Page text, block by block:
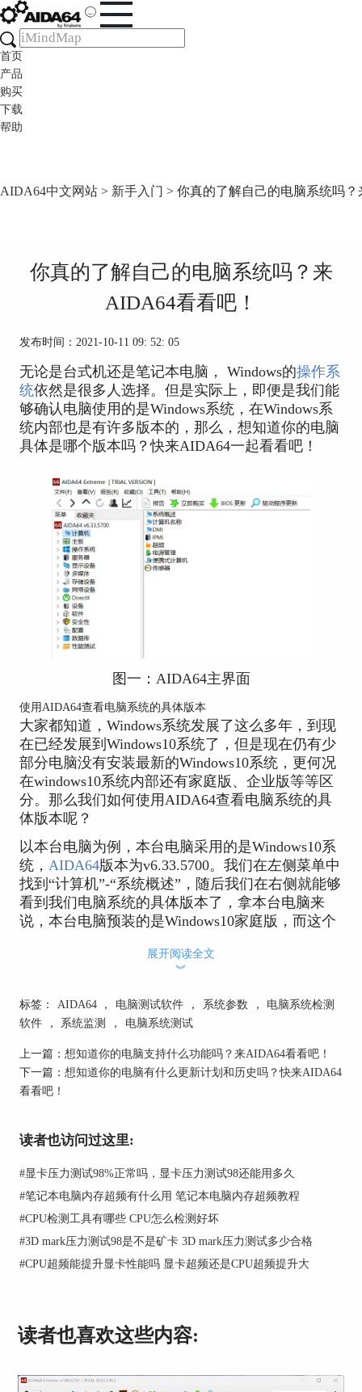
首页
产品
购买
下载
帮助
AIDA64中文网站 > 新手入门 > 你真的了解自己的电脑系统吗
你真的了解自己的电脑系统吗？来
AIDA64看看吧！
发布时间：2021-10-11 09: 52: 05
无论是台式机还是笔记本电脑， Windows的操作系
统依然是很多人选择。但是实际上，即便是我们能
够确认电脑使用的是Windows系统，在Windows系
统内部也是有许多版本的，那么，想知道你的电脑
具体是哪个版本吗？快来AIDA64一起看看吧！
图一：AIDA64主界面
使用AIDA64查看电脑系统的具体版本
大家都知道，Windows系统发展了这么多年，到现
在已经发展到Windows10系统了，但是现在仍有少
部分电脑没有安装最新的Windows10系统，更何况
在windows10系统内部还有家庭版、企业版等等区
分。那么我们如何使用AIDA64查看电脑系统的具
体版本呢？
以本台电脑为例，本台电脑采用的是Windows10系
统， AIDA64版本为v6.33.5700。我们在左侧菜单中
找到“计算机”-“系统概述”，随后我们在右侧就能够
看到我们电脑系统的具体版本了，拿本台电脑来
说，本台电脑预装的是Windows10家庭版，而这个
用于企业的电脑才会用到Windows10企业版。
图二：使用AIDA64查看电脑的具体版本
在了解了我们电脑的操作系统之后，我们就需要了
解这个版本的系统的详细情况，只有对自己电脑的
操作系统足够了解，才方便我们日后能够流畅的操
作这台电脑。
我们找到左侧菜单中的“操作系统”-“操作系统”，点
言以及版本等等，如果想要知道自己的电脑操作系
统是不是最新的，那么我们可以根据AIDA64给出
下，就能够知道自己的电脑是不是最新的版本了。
展开阅读全文
︾
标签： AIDA64 ， 电脑测试软件 ， 系统参数 ，
电脑系统检测
软件
， 系统监测 ， 电脑系统测试
上一篇： 想知道你的电脑支持什么功能吗？来AIDA64看看吧！
下一篇： 想知道你的电脑有什么更新计划和历史吗？快来AIDA64
看看吧！
读者也访问过这里:
#显卡压力测试98%正常吗，显卡压力测试98还能用多久
#笔记本电脑内存超频有什么用 笔记本电脑内存超频教程
#CPU检测工具有哪些 CPU怎么检测好坏
#3D mark压力测试98是不是矿卡 3D mark压力测试多少合格
#CPU超频能提升显卡性能吗 显卡超频还是CPU超频提升大
读者也喜欢这些内容: